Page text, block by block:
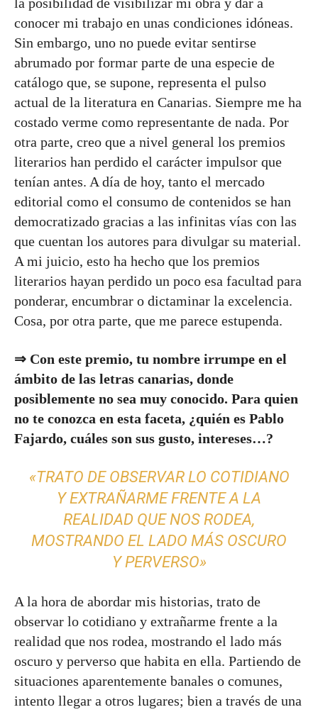
la posibilidad de visibilizar mi obra y dar a
conocer mi trabajo en unas condiciones idóneas.
Sin embargo, uno no puede evitar sentirse
abrumado por formar parte de una especie de
catálogo que, se supone, representa el pulso
actual de la literatura en Canarias. Siempre me ha
costado verme como representante de nada. Por
otra parte, creo que a nivel general los premios
literarios han perdido el carácter impulsor que
tenían antes. A día de hoy, tanto el mercado
editorial como el consumo de contenidos se han
democratizado gracias a las infinitas vías con las
que cuentan los autores para divulgar su material.
A mi juicio, esto ha hecho que los premios
literarios hayan perdido un poco esa facultad para
ponderar, encumbrar o dictaminar la excelencia.
Cosa, por otra parte, que me parece estupenda.
⇒ Con este premio, tu nombre irrumpe en el
ámbito de las letras canarias, donde
posiblemente no sea muy conocido. Para quien
no te conozca en esta faceta, ¿quién es Pablo
Fajardo, cuáles son sus gusto, intereses…?
«TRATO DE OBSERVAR LO COTIDIANO
Y EXTRAÑARME FRENTE A LA
REALIDAD QUE NOS RODEA,
MOSTRANDO EL LADO MÁS OSCURO
Y PERVERSO»
A la hora de abordar mis historias, trato de
observar lo cotidiano y extrañarme frente a la
realidad que nos rodea, mostrando el lado más
oscuro y perverso que habita en ella. Partiendo de
situaciones aparentemente banales o comunes,
intento llegar a otros lugares; bien a través de una